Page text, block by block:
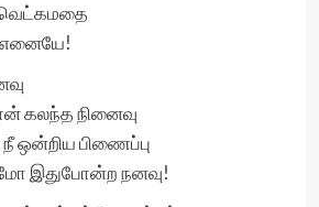
எனையே!
கலந்த நினைவு
ஒன்றிய பிணைப்பு
இதுபோன்ற நனவு!